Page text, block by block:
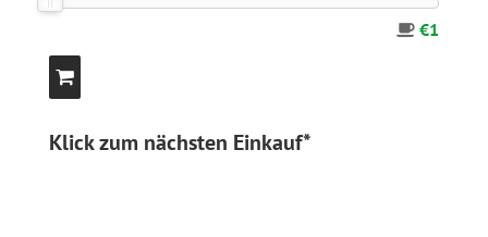
€1
Klick zum nächsten Einkauf*